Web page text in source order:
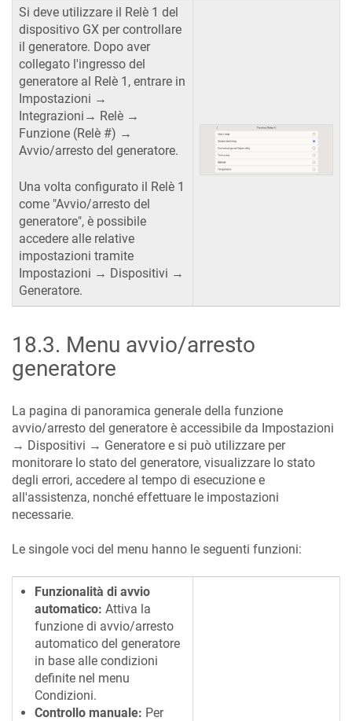
Si deve utilizzare il Relè 1 del
dispositivo GX per controllare
il generatore. Dopo aver
collegato l'ingresso del
generatore al Relè 1, entrare in
Impostazioni →
Integrazioni→ Relè →
Funzione (Relè #) →
Avvio/arresto del generatore.
Una volta configurato il Relè 1
come "Avvio/arresto del
generatore", è possibile
accedere alle relative
impostazioni tramite
Impostazioni → Dispositivi →
Generatore.
18.3. Menu avvio/arresto
generatore
La pagina di panoramica generale della funzione
avvio/arresto del generatore è accessibile da Impostazioni
→ Dispositivi → Generatore e si può utilizzare per
monitorare lo stato del generatore, visualizzare lo stato
degli errori, accedere al tempo di esecuzione e
all'assistenza, nonché effettuare le impostazioni
necessarie.
Le singole voci del menu hanno le seguenti funzioni:
Funzionalità di avvio
automatico: Attiva la
funzione di avvio/arresto
automatico del generatore
in base alle condizioni
definite nel menu
Condizioni.
Controllo manuale: Per